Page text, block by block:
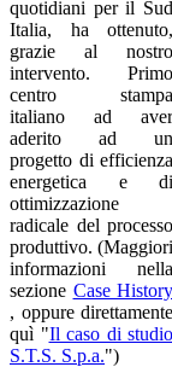
quotidiani per il Sud
Italia, ha ottenuto,
grazie al nostro
intervento. Primo
centro stampa
italiano ad
aderito ad un
progetto di efficienza
energetica e di
ottimizzazione
radicale del processo
produttivo. (Maggiori
informazioni nella
sezione Case History
, oppure direttamente
quì "Il caso di studio
S.T.S. S.p.a.")